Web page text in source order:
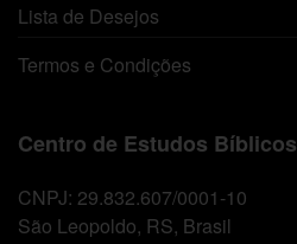
Lista de Desejos
Termos e Condições
Centro de Estudos Bíblicos
CNPJ: 29.832.607/0001-10
São Leopoldo, RS, Brasil